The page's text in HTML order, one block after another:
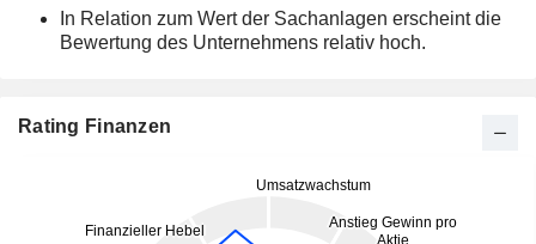
In Relation zum Wert der Sachanlagen erscheint die
Bewertung des Unternehmens relativ hoch.
Rating Finanzen